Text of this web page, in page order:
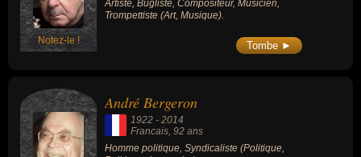
Notez-le !
Artiste, Bugliste, Compositeur, Musicien,
Trompettiste (Art, Musique).
Tombe ►
André Bergeron
1922 - 2014
Francais, 92 ans
Homme politique, Syndicaliste (Politique,